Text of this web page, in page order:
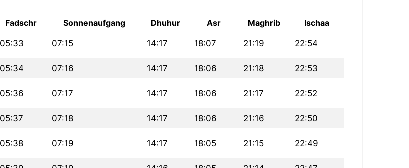
Fadschr Sonnenaufgang Dhuhur Asr Maghrib Ischaa
05:33 07:15 14:17 18:07 21:19 22:54
05:34 07:16 14:17 18:06 21:18 22:53
05:36 07:17 14:17 18:06 21:17 22:52
05:37 07:18 14:17 18:06 21:16 22:50
05:38 07:19 14:17 18:05 21:15 22:49